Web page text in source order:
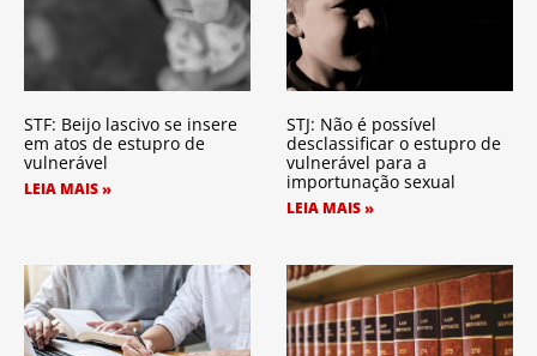
STF: Beijo lascivo se insere
em atos de estupro de
vulnerável
LEIA MAIS »
STJ: Não é possível
desclassificar o estupro de
vulnerável para a
importunação sexual
LEIA MAIS »